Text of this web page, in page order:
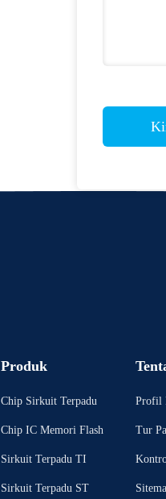
Produk
Chip Sirkuit Terpadu
Chip IC Memori Flash
Sirkuit Terpadu TI
Sirkuit Terpadu ST
Profil
Tur